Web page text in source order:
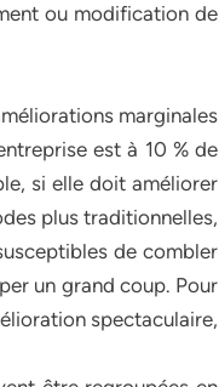
ou modification de
marginales
est à 10 % de
si elle doit améliorer
plus traditionnelles,
de combler
un grand coup. Pour
spectaculaire,